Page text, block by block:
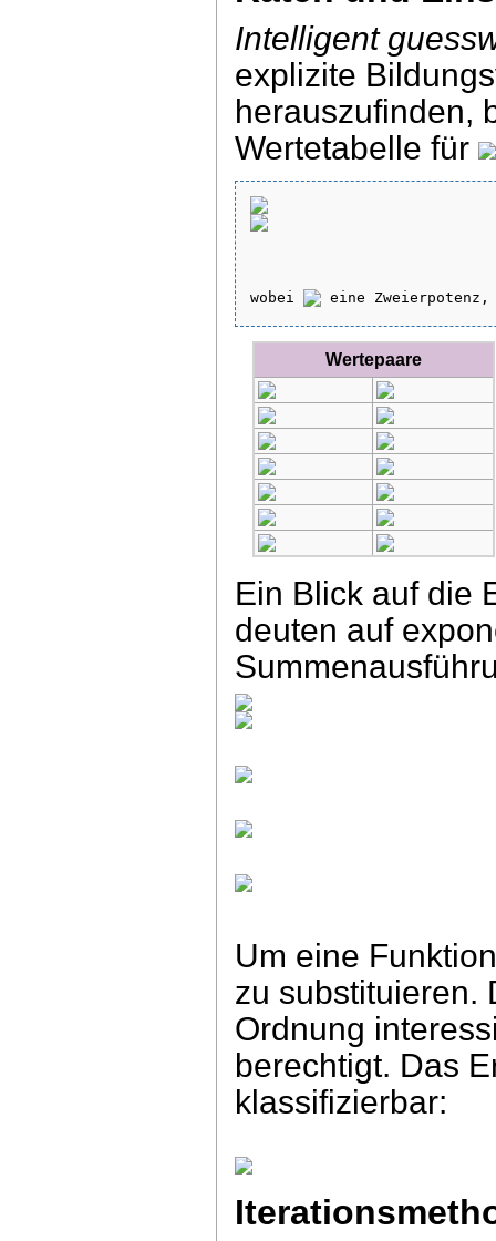
Intelligent
explizite
herauszufinden,
Wertetabelle für
wobei eine
Wertepaare
Ein Blick auf die
deuten auf
Um eine
zu substituieren.
Ordnung
berechtigt. Das
klassifizierbar: